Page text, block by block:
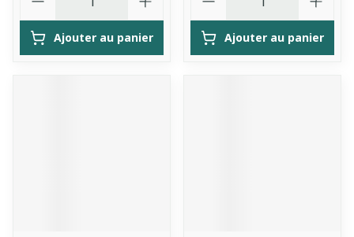
Ajouter au panier Ajouter au panier